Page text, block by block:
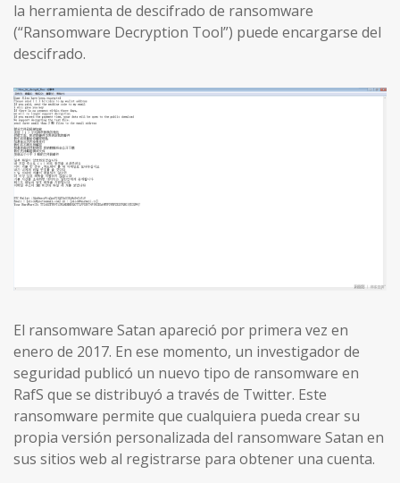
la herramienta de descifrado de ransomware
(“Ransomware Decryption Tool”) puede encargarse del
descifrado.
El ransomware Satan apareció por primera vez en
enero de 2017. En ese momento, un investigador de
seguridad publicó un nuevo tipo de ransomware en
RafS que se distribuyó a través de Twitter. Este
ransomware permite que cualquiera pueda crear su
propia versión personalizada del ransomware Satan en
sus sitios web al registrarse para obtener una cuenta.